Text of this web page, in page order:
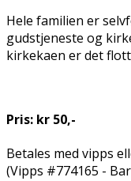
Hele familien er
gudstjeneste og
kirkekaffen er det
Pris: kr 50,-
Betales med vipps
(Vipps #774165 -